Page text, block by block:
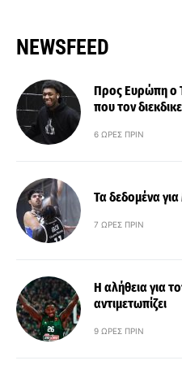
NEWSFEED
Προς Ευρώπη ο
που τον
6 ΏΡΕΣ ΠΡΙΝ
Τα δεδομένα
7 ΏΡΕΣ ΠΡΙΝ
Η αλήθεια για
αντιμετωπίζει
9 ΏΡΕΣ ΠΡΙΝ